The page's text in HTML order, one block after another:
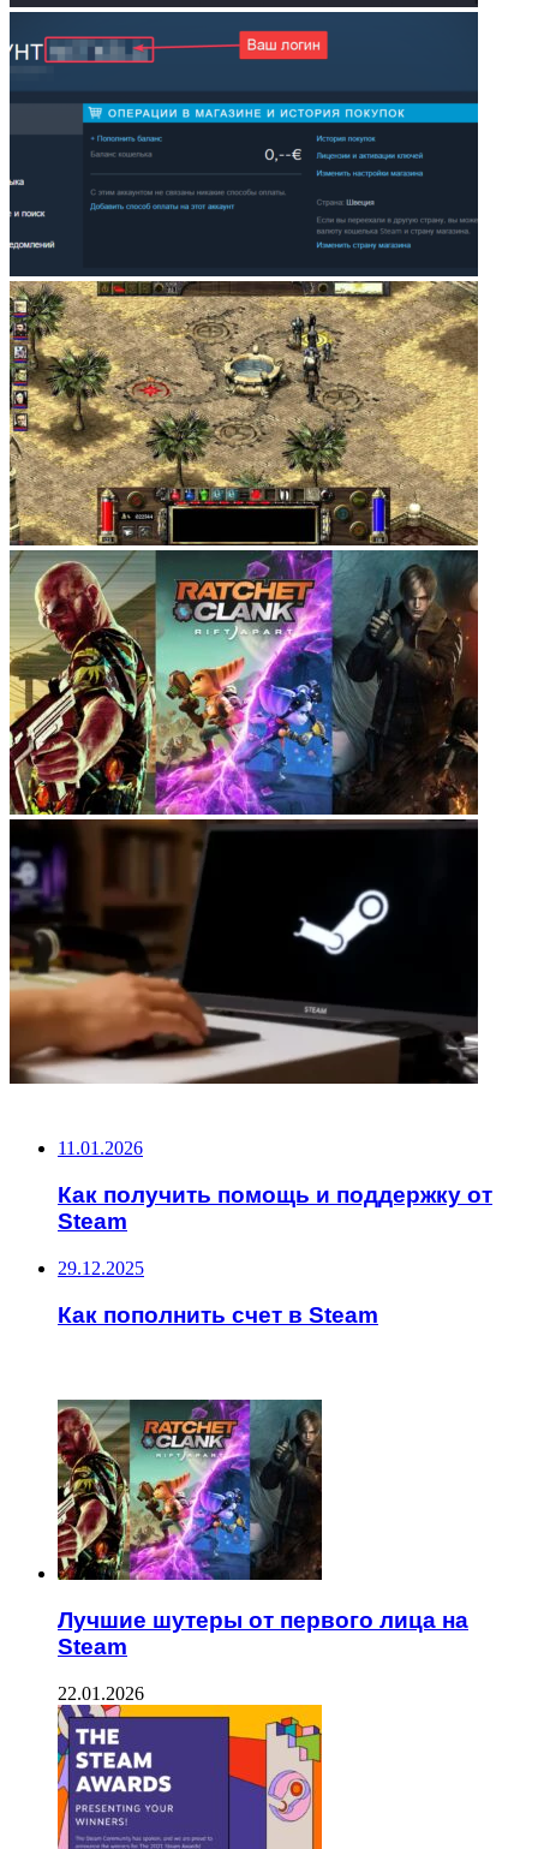
11.01.2026
Как получить помощь и поддержку от
Steam
29.12.2025
Как пополнить счет в Steam
Лучшие шутеры от первого лица на
Steam
22.01.2026